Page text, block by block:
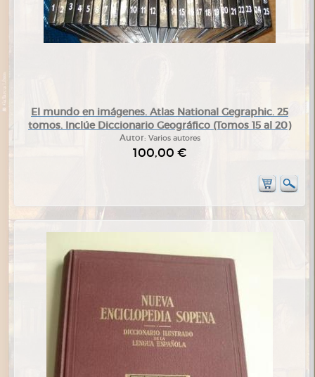
El mundo en imágenes. Atlas National Gegraphic. 25
tomos. Inclúe Diccionario Geográfico (Tomos 15 al 20)
Autor: Varios autores
100,00 €